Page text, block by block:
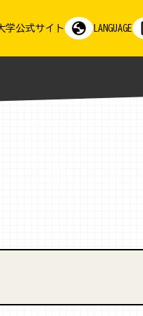
学公式サイト LANGUAGE